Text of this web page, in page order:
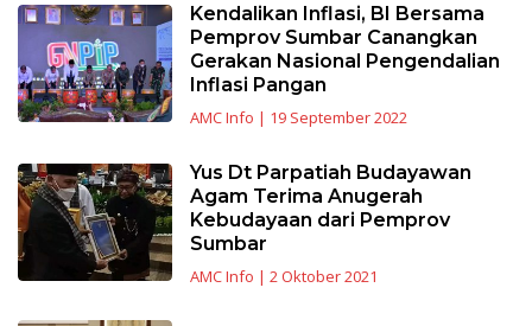
Kendalikan Inflasi, BI Bersama
Pemprov Sumbar Canangkan
Gerakan Nasional Pengendalian
Inflasi Pangan
AMC Info | 19 September 2022
Yus Dt Parpatiah Budayawan
Agam Terima Anugerah
Kebudayaan dari Pemprov
Sumbar
AMC Info | 2 Oktober 2021